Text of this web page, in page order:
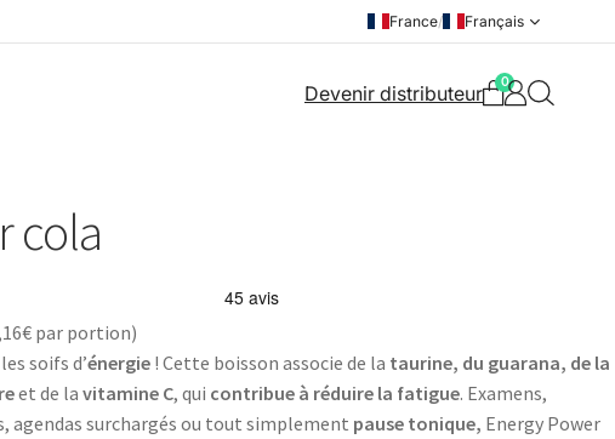
France/ Français
Devenir distributeur 0
cola
par portion)
soifs d’énergie ! Cette boisson associe de la taurine, du guarana, de la
et de lavitamine C, qui contribue à réduire la fatigue. Examens,
surchargés ou tout simplement pause tonique, Energy Power